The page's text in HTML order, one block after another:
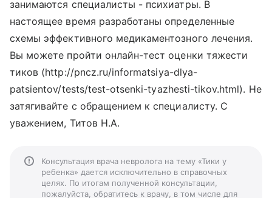
занимаются специалисты - психиатры. В
настоящее время разработаны определенные
схемы эффективного медикаментозного лечения.
Вы можете пройти онлайн-тест оценки тяжести
тиков (http://pncz.ru/informatsiya-dlya-
patsientov/tests/test-otsenki-tyazhesti-tikov.html). Не
затягивайте с обращением к специалисту. С
уважением, Титов Н.А.
Консультация врача невролога на тему «Тики у
ребенка» дается исключительно в справочных
целях. По итогам полученной консультации,
пожалуйста, обратитесь к врачу, в том числе для